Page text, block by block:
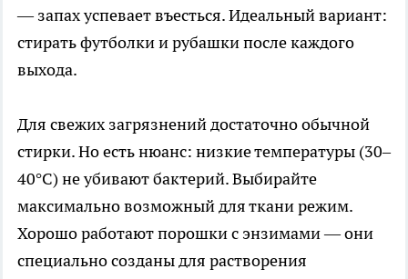
— запах успевает въесться. Идеальный вариант:
стирать футболки и рубашки после каждого
выхода.
Для свежих загрязнений достаточно обычной
стирки. Но есть нюанс: низкие температуры (30–
40°C) не убивают бактерий. Выбирайте
максимально возможный для ткани режим.
Хорошо работают порошки с энзимами — они
специально созданы для растворения